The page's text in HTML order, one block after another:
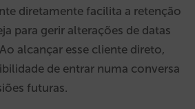
diretamente facilita a retenção
para gerir alterações de datas
alcançar esse cliente direto,
de entrar numa conversa
futuras.